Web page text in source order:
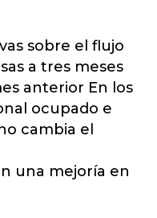
sobre el flujo
a tres meses
anterior En los
ocupado e
cambia el
una mejoría en